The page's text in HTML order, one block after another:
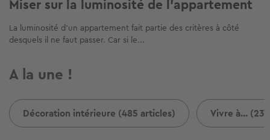
Miser sur la luminosité de l’appartement
La luminosité d’un appartement fait partie des critères à côté
desquels il ne faut passer. Car si le...
A la une !
Décoration intérieure (485 articles) Vivre à...